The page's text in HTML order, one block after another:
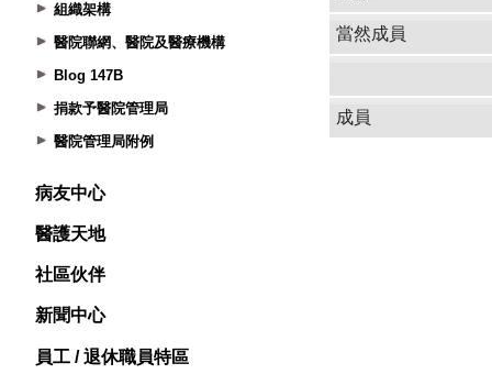
組織架構
醫院聯網、醫院及醫療機構
Blog 147B
捐款予醫院管理局
醫院管理局附例
病友中心
醫護天地
社區伙伴
新聞中心
員工 / 退休職員特區